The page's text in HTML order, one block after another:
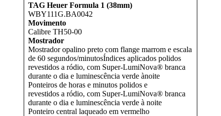
TAG Heuer Formula 1 (38mm)
WBY111G.BA0042
Movimento
Calibre TH50-00
Mostrador
Mostrador opalino preto com flange marrom e escala
de 60 segundos/minutosÍndices aplicados polidos
revestidos a ródio, com Super-LumiNova® branca
durante o dia e luminescência verde ànoite
Ponteiros de horas e minutos polidos e
revestidos a ródio, com Super-LumiNova® branca
durante o dia e luminescência verde à noite
Ponteiro central laqueado em vermelho